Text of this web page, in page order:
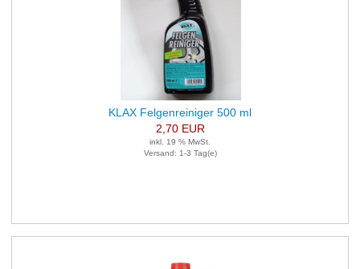
KLAX Felgenreiniger 500 ml
2,70 EUR
inkl. 19 % MwSt.
Versand: 1-3 Tag(e)